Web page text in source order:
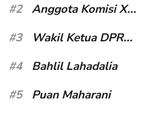
#2
Anggota Komisi X...
#3
Wakil Ketua DPR...
#4
Bahlil Lahadalia
#5
Puan Maharani